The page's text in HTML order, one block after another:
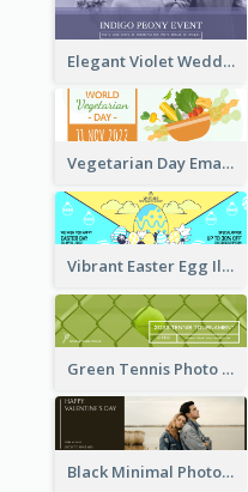
Elegant Violet Wedding Theme Email Header Design
Vegetarian Day Email Header
Vibrant Easter Egg Illustration Email Header Design
Green Tennis Photo Tennis Tournament Email Header
Black Minimal Photo Valentines Day Email Heade